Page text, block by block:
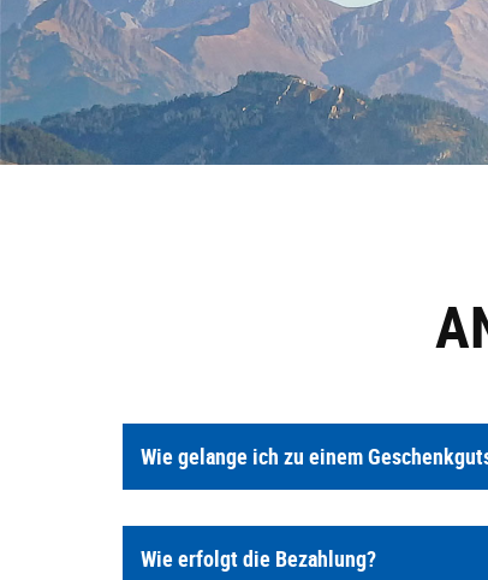
Wie gelange ich zu einem
Wie erfolgt die Bezahlung?